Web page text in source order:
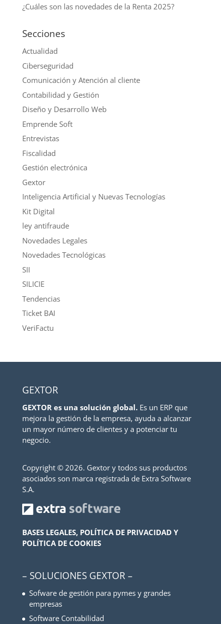
¿Cuáles son las novedades de la Renta 2025?
Secciones
Actualidad
Ciberseguridad
Comunicación y Atención al cliente
Contabilidad y Gestión
Diseño y Desarrollo Web
Emprende Soft
Entrevistas
Fiscalidad
Gestión electrónica
Gextor
Inteligencia Artificial y Nuevas Tecnologías
Kit Digital
ley antifraude
Novedades Legales
Novedades Tecnológicas
SII
SILICIE
Tendencias
Ticket BAI
VeriFactu
GEXTOR
GEXTOR es una solución global.Es un ERP que
mejora la gestión de la empresa, ayuda a alcanzar
un mayor número de clientes y a potenciar tu
negocio.
Copyright © 2026. Gextor y todos sus productos
asociados son marca registrada de Extra Software
S.A.
BASES LEGALES, POLÍTICA DE PRIVACIDAD Y
POLÍTICA DE COOKIES
– SOLUCIONES GEXTOR –
Sofware de gestión para pymes y grandes
empresas
Software Contabilidad